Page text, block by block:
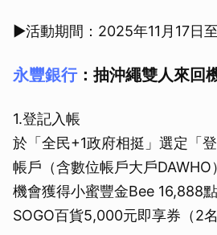
▶活動期間：2025年11月17日
永豐銀行：抽沖繩雙人來回
1.登記入帳
於「全民+1政府相挺」選定「
帳戶（含數位帳戶大戶
機會獲得小蜜豐金Bee 16,888
SOGO百貨5,000元即享券（2名